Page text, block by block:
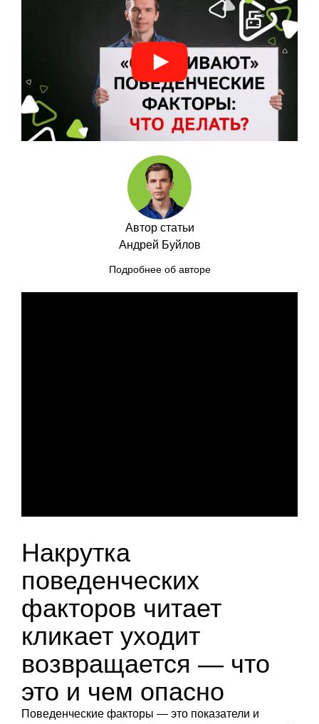
Автор статьи
Андрей Буйлов
Подробнее об авторе
Накрутка
поведенческих
факторов читает
кликает уходит
возвращается — что
это и чем опасно
Поведенческие факторы — это показатели и